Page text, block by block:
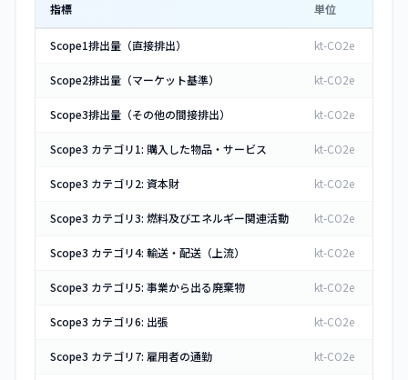
指標 単位
Scope1排出量（直接排出） kt-CO2e
Scope2排出量（マーケット基準） kt-CO2e
Scope3排出量（その他の間接排出） kt-CO2e
Scope3 カテゴリ1: 購入した物品・サービス kt-CO2e
Scope3 カテゴリ2: 資本財 kt-CO2e
Scope3 カテゴリ3: 燃料及びエネルギー関連活動 kt-CO2e
Scope3 カテゴリ4: 輸送・配送（上流） kt-CO2e
Scope3 カテゴリ5: 事業から出る廃棄物 kt-CO2e
Scope3 カテゴリ6: 出張 kt-CO2e
Scope3 カテゴリ7: 雇用者の通勤 kt-CO2e